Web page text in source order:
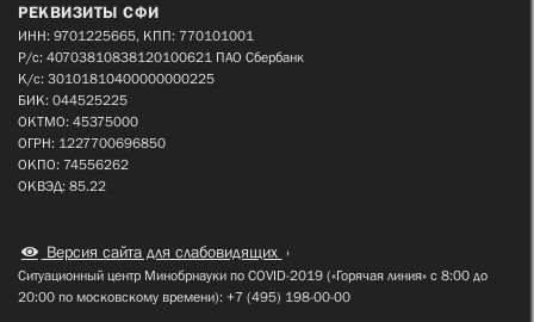
РЕКВИЗИТЫ СФИ
ИНН: 9701225665, КПП: 770101001
Р/с: 40703810838120100621 ПАО Сбербанк
К/с: 30101810400000000225
БИК: 044525225
ОКТМО: 45375000
ОГРН: 1227700696850
ОКПО: 74556262
ОКВЭД: 85.22
Версия сайта для слабовидящих
Ситуационный центр Минобрнауки по COVID-2019 («Горячая линия» с 8:00 до
20:00 по московскому времени): +7 (495) 198-00-00